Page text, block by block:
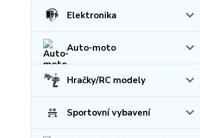
Elektronika
Auto-moto
Hračky/RC modely
Sportovní vybavení